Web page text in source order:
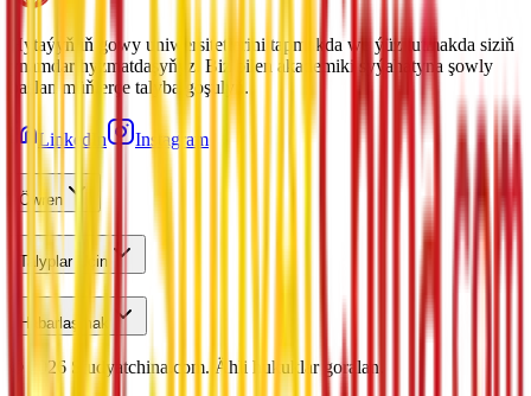
Hytaýyň iň gowy uniwersitetlerini tapmakda we ýüz tutmakda siziň
ynamdar hyzmatdaşyňyz. Biz bilen akademiki syýahatyna şowly
başlan müňlerçe talyba goşulyň.
LinkedIn Instagram
Öwren
Talyplar Üçin
Habarlaşmak
© 2026 Studyatchina.com. Ähli hukuklar goralan.